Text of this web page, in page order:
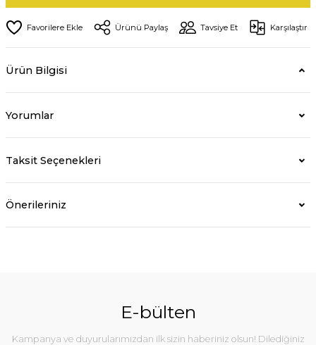
Ürünü Paylaş Tavsiye Et Karşılaştır
Ürün Bilgisi
Yorumlar
Taksit Seçenekleri
Önerileriniz
E-bülten
Kampanya ve duyurularımızdan ilk sizin haberiniz olsun! Dilediğiniz